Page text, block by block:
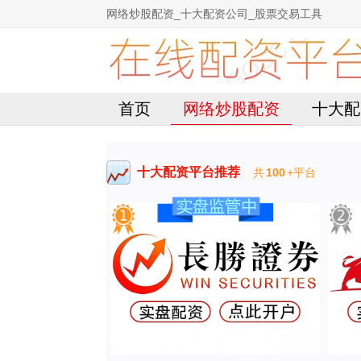
网络炒股配资_十大配资公司_股票交易工具
首页 网络炒股配资 十大
十大配资平台推荐 共100+平台